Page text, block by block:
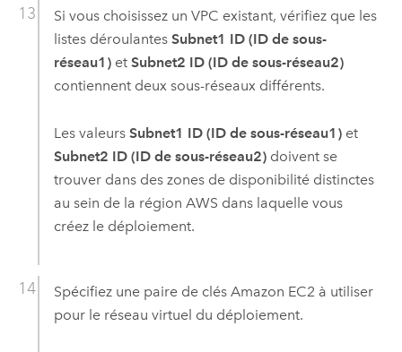
Si vous choisissez un VPC existant, vérifiez que les
listes déroulantes Subnet1 ID (ID de sous-
réseau1)et Subnet2 ID (ID de sous-réseau2)
contiennent deux sous-réseaux différents.
Les valeurs Subnet1 ID (ID de sous-réseau1)et
Subnet2 ID (ID de sous-réseau2)doivent se
trouver dans des zones de disponibilité distinctes
au sein de la région AWS dans laquelle vous
créez le déploiement.
Spécifiez une paire de clés Amazon EC2 à utiliser
pour le réseau virtuel du déploiement.